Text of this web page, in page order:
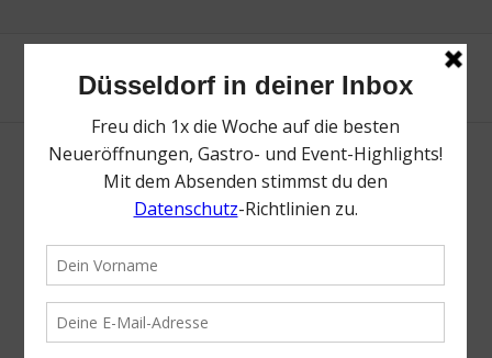
MagentaBusiness POS | Magazin | Mr.